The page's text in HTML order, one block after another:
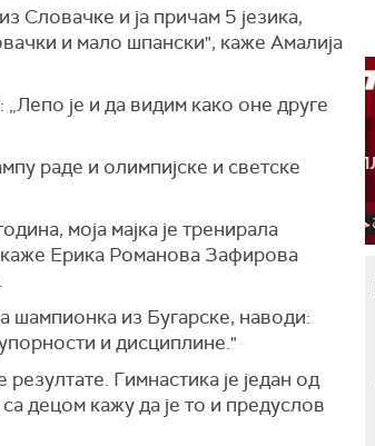
Словачке и ја причам 5 језика,
и мало шпански", каже Амалија
је и да видим како оне друге
раде и олимпијске и светске
моја мајка је тренирала
каже Ерика Романова Зафирова
шампионка из Бугарске, наводи:
и дисциплине."
Гимнастика је један од
децом кажу да је то и предуслов